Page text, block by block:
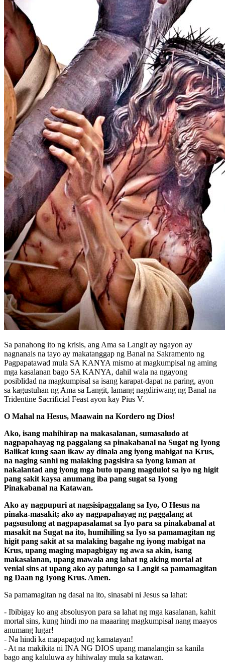
Sa panahong ito ng krisis, ang Ama sa Langit ay ngayon ay
nagnanais na tayo ay makatanggap ng Banal na Sakramento ng
Pagpapatawad mula SA KANYA mismo at magkumpisal ng aming
mga kasalanan bago SA KANYA, dahil wala na ngayong
posiblidad na magkumpisal sa isang karapat-dapat na paring, ayon
sa kagustuhan ng Ama sa Langit, lamang nagdiriwang ng Banal na
Tridentine Sacrificial Feast ayon kay Pius V.
O Mahal na Hesus, Maawain na Kordero ng Dios!
Ako, isang mahihirap na makasalanan, sumasaludo at
nagpapahayag ng paggalang sa pinakabanal na Sugat ng Iyong
Balikat kung saan ikaw ay dinala ang iyong mabigat na Krus,
na naging sanhi ng malaking pagsisira sa iyong laman at
nakalantad ang iyong mga buto upang magdulot sa iyo ng higit
pang sakit kaysa anumang iba pang sugat sa Iyong
Pinakabanal na Katawan.
Ako ay nagpupuri at nagsisipaggalang sa Iyo, O Hesus na
pinaka-masakit; ako ay nagpapahayag ng paggalang at
pagsusulong at nagpapasalamat sa Iyo para sa pinakabanal at
masakit na Sugat na ito, humihiling sa Iyo sa pamamagitan ng
higit pang sakit at sa malaking bagahe ng iyong mabigat na
Krus, upang maging mapagbigay ng awa sa akin, isang
makasalanan, upang mawala ang lahat ng aking mortal at
venial sins at upang ako ay patungo sa Langit sa pamamagitan
ng Daan ng Iyong Krus. Amen.
Sa pamamagitan ng dasal na ito, sinasabi ni Jesus sa lahat:
- Ibibigay ko ang absolusyon para sa lahat ng mga kasalanan, kahit
mortal sins, kung hindi mo na maaaring magkumpisal nang maayos
anumang lugar!
- Na hindi ka mapapagod ng kamatayan!
- At na makikita ni INA NG DIOS upang manalangin sa kanila
bago ang kaluluwa ay hihiwalay mula sa katawan.